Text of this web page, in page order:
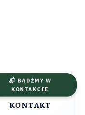
📬 BĄDŹMY W
KONTAKCIE
KONTAKT